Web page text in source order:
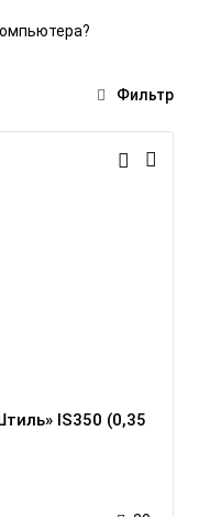
Фильтр
IS350 (0,35